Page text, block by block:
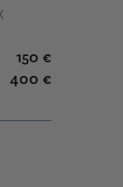
150 €
400 €